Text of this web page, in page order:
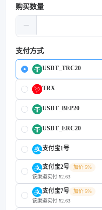
购买数量
支付方式
USDT_TRC20
TRX
USDT_BEP20
USDT_ERC20
支付宝1号
支付宝2号
加价 5%
该渠道实付 ¥2.63
支付宝7号
加价 5%
该渠道实付 ¥2.63